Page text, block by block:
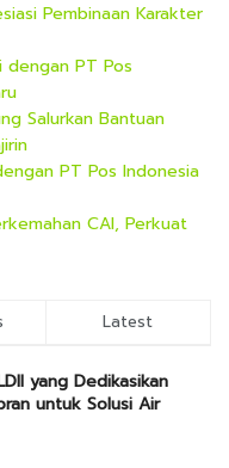
Pembinaan Karakter
dengan PT Pos
Salurkan Bantuan
PT Pos Indonesia
CAI, Perkuat
Latest
yang Dedikasikan
untuk Solusi Air